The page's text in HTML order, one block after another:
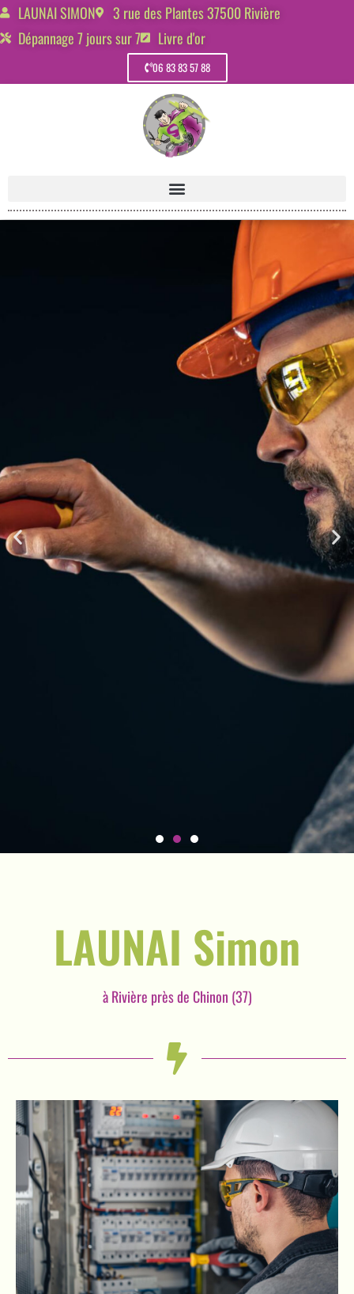
LAUNAI SIMON
3 rue des Plantes 37500 Rivière
Dépannage 7 jours sur 7
Livre d'or
06 83 83 57 88
à vos
projets !
Faites appel aux
compétences de votre
artisan
CONTACTEZ NOUS
LAUNAI Simon
à Rivière près de Chinon (37)